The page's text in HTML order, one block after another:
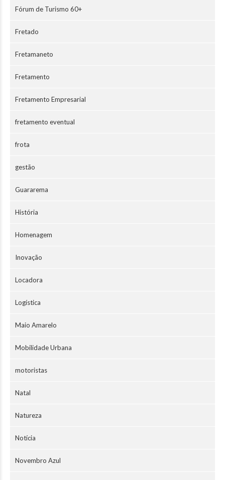
Fórum de Turismo 60+
Fretado
Fretamaneto
Fretamento
Fretamento Empresarial
fretamento eventual
frota
gestão
Guararema
História
Homenagem
Inovação
Locadora
Logística
Maio Amarelo
Mobilidade Urbana
motoristas
Natal
Natureza
Notícia
Novembro Azul